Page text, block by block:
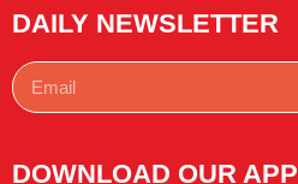
DAILY NEWSLETTER
DOWNLOAD OUR APP